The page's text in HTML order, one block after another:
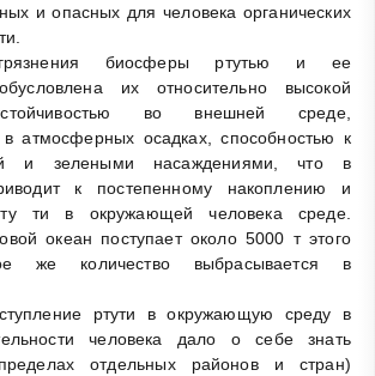
и опасных для человека органических
биосферы ртутью и ее
их относительно высокой
во внешней среде,
в атмосферных осадках, способностью к
и зелеными насаждениями, что в
к постепенному накоплению и
ти в окружающей человека среде.
океан поступает около 5000 т этого
же количество выбрасывается в
ртути в окружающую среду в
человека дало о себе знать
отдельных районов и стран)